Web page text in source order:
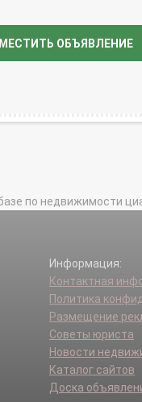
ОБЪЯВЛЕНИЕ
по недвижимости
Информация:
Контактная
Политика
Размещение
Советы юриста
Новости
Каталог сайтов
Доска